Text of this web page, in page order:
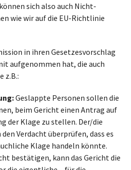
sich also auch Nicht-
wie wir auf die EU-Richtlinie
in ihren Gesetzesvorschlag
aufgenommen hat, die auch
z.B.:
Geslappte Personen sollen die
beim Gericht einen Antrag auf
der Klage zu stellen. Der/die
Verdacht überprüfen, dass es
Klage handeln könnte.
bestätigen, kann das Gericht die